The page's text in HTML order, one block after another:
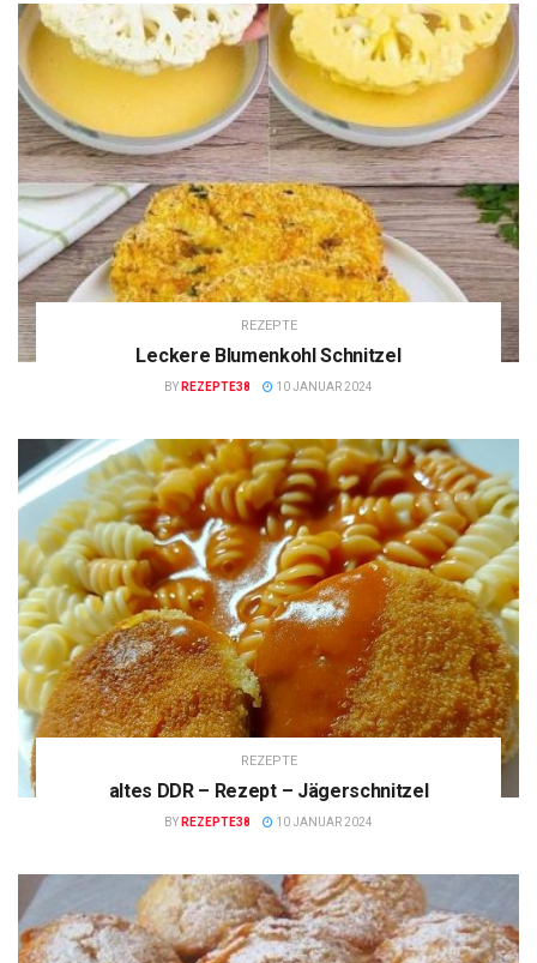
REZEPTE
Leckere Blumenkohl Schnitzel
BY REZEPTE38 10 JANUAR 2024
REZEPTE
altes DDR – Rezept – Jägerschnitzel
BY REZEPTE38 10 JANUAR 2024